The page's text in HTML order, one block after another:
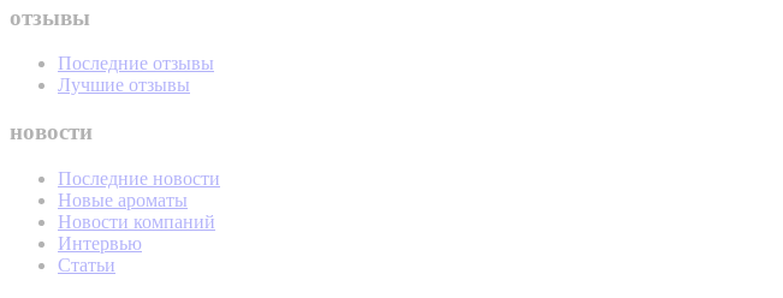
отзывы
Последние отзывы
Лучшие отзывы
новости
Последние новости
Новые ароматы
Новости компаний
Интервью
Статьи